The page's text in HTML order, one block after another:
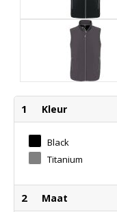
1 Kleur
Black
Titanium
2 Maat